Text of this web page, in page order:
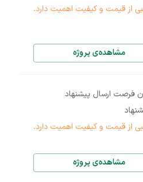
از قیمت و کیفیت اهمیت دارد.
مشاهده‌ی پروژه
فرصت ارسال پیشنهاد
از قیمت و کیفیت اهمیت دارد.
مشاهده‌ی پروژه